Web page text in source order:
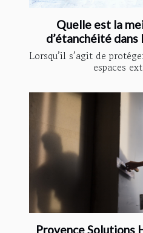
Quelle est la
d’étanchéité dans
Lorsqu’il s’agit de
espaces
Provence Solutions